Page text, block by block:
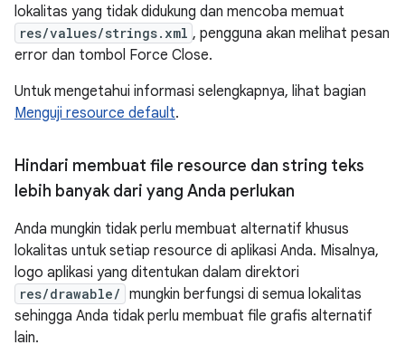
lokalitas yang tidak didukung dan mencoba memuat
res/values/strings.xml , pengguna akan melihat pesan
error dan tombol Force Close.
Untuk mengetahui informasi selengkapnya, lihat bagian
Menguji resource default.
Hindari membuat file resource dan string teks
lebih banyak dari yang Anda perlukan
Anda mungkin tidak perlu membuat alternatif khusus
lokalitas untuk setiap resource di aplikasi Anda. Misalnya,
logo aplikasi yang ditentukan dalam direktori
res/drawable/ mungkin berfungsi di semua lokalitas
sehingga Anda tidak perlu membuat file grafis alternatif
lain.